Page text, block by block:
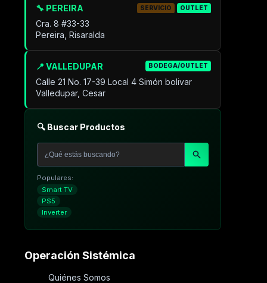
📍 VALLEDUPAR BODEGA/OUTLET
Calle 21 No. 17-39 Local 4 Simón bolivar
Valledupar, Cesar
🔧 PEREIRA SERVICIO OUTLET
Cra. 8 #33-33
Pereira, Risaralda
🔍 Buscar Productos
Populares:
Smart TV
PS5
Inverter
Operación Sistémica
Quiénes Somos